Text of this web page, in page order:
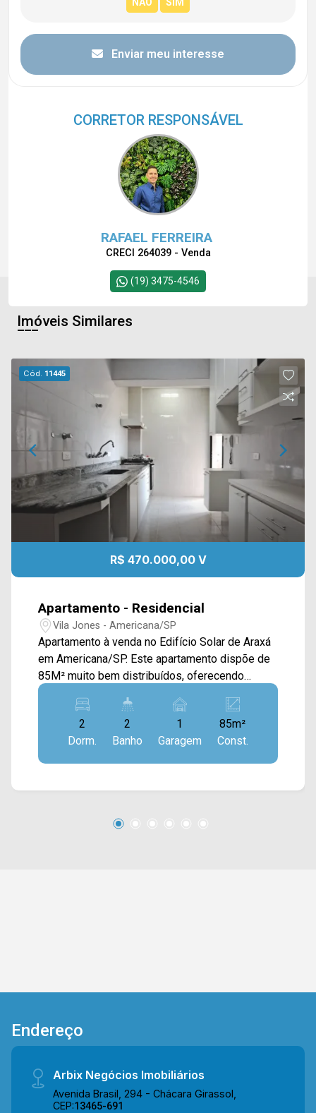
Enviar meu interesse
CORRETOR RESPONSÁVEL
RAFAEL FERREIRA
CRECI 264039 - Venda
(19) 3475-4546
Imóveis Similares
Cód. 11445
R$ 470.000,00 V
Apartamento - Residencial
Vila Jones - Americana/SP
Apartamento à venda no Edifício Solar de Araxá
em Americana/SP. Este apartamento dispõe de
85M² muito bem distribuídos, oferecendo
conforto e funcionalidade para o dia a dia. A área
social conta com uma ampla sala de estar e
jantar integradas, proporcionando um ambiente
agradável e versátil para convivência, além de
cozinha com armários, conectada à área de
são bem dimensionados e confortáveis, com
privacidade. A planta é funcional e atende
acesso à Av. Brasil. A região oferece
infraestrutura completa, com conveniências
como a Escola São Vicente de Paulo,
Panificadora Maryara, Academia Panobianco,
além de padarias, restaurantes e fácil acesso ao
2
Dorm.
2
Banho
1
Garagem
85m²
Const.
Endereço
Arbix Negócios Imobiliários
Avenida Brasil, 294 - Chácara Girassol,
CEP:13465-691